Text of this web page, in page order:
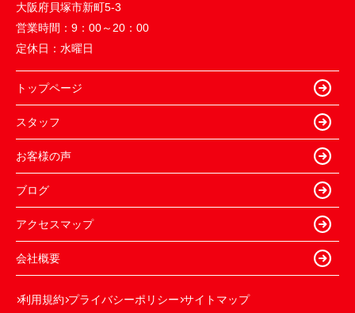
大阪府貝塚市新町5-3
営業時間： 9：00～20：00
定休日： 水曜日
トップページ
スタッフ
お客様の声
ブログ
アクセスマップ
会社概要
利用規約 プライバシーポリシー サイトマップ